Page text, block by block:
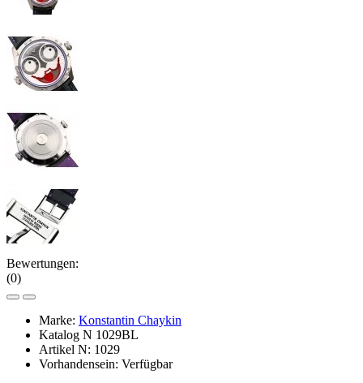
Bewertungen:
(0)
Marke: Konstantin Chaykin
Katalog N 1029BL
Artikel N: 1029
Vorhandensein: Verfügbar